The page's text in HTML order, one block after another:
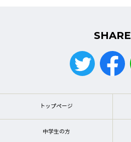
SHARE
トップページ
中学生の方